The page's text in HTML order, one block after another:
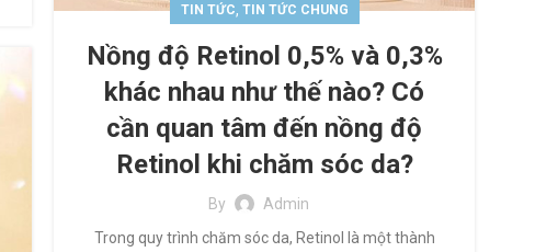
TIN TỨC, TIN TỨC CHUNG
Nồng độ Retinol 0,5% và 0,3%
khác nhau như thế nào? Có
cần quan tâm đến nồng độ
Retinol khi chăm sóc da?
By
Admin
Trong quy trình chăm sóc da, Retinol là một thành